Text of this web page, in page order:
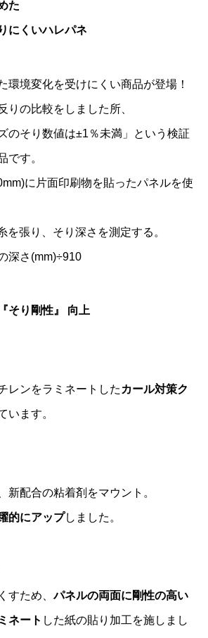
た
にくいハレパネ
環境変化を受けにくい商品が登場！
りの比較をしました所、
のそり数値は±1％未満」という検証
です。
に片面印刷物を貼ったパネルを使
張り、そり深さを測定する。
深さ(mm)÷910
そり剛性』 向上
レンをラミネートした カール対策ク
います。
新配合の粘着剤をマウント。
的にアップしました。
すため、パネルの両面に剛性の高い
ネート した紙の貼り加工を施しまし